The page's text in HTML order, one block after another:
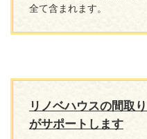
全て含まれます。
リノベハウスの間取
がサポートします